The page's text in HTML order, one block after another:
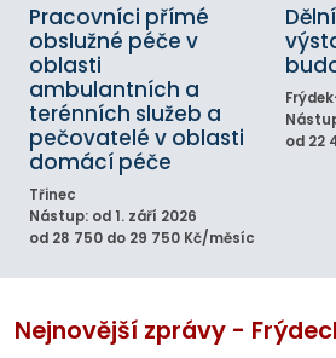
Pracovníci přímé
obslužné péče v
oblasti
ambulantních a
terénních služeb a
pečovatelé v oblasti
domácí péče
Třinec
Nástup: od 1. září 2026
od 28 750 do 29 750 Kč/měsíc
od 22
Nejnovější zprávy -